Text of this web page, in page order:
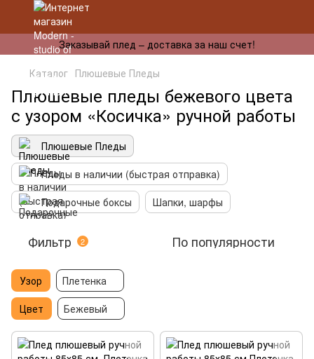
Заказывай плед – доставка за наш счет!
Каталог Плюшевые Пледы
Плюшевые пледы бежевого цвета
с узором «Косичка» ручной работы
Плюшевые Пледы
Пледы в наличии (быстрая отправка)
Подарочные боксы
Шапки, шарфы
Фильтр 2 По популярности
Узор
Плетенка
Цвет
Бежевый